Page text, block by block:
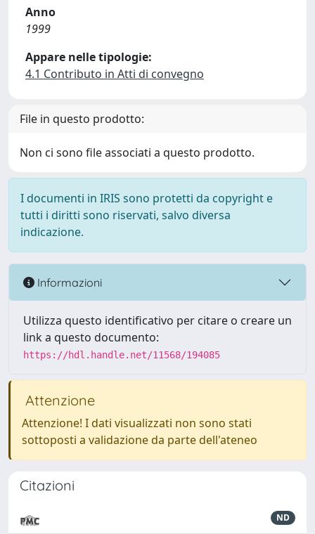
Anno
1999
Appare nelle tipologie:
4.1 Contributo in Atti di convegno
File in questo prodotto:
Non ci sono file associati a questo prodotto.
I documenti in IRIS sono protetti da copyright e
tutti i diritti sono riservati, salvo diversa
indicazione.
Informazioni
Utilizza questo identificativo per citare o creare un
link a questo documento:
https://hdl.handle.net/11568/194085
Attenzione
Attenzione! I dati visualizzati non sono stati
sottoposti a validazione da parte dell'ateneo
Citazioni
ND